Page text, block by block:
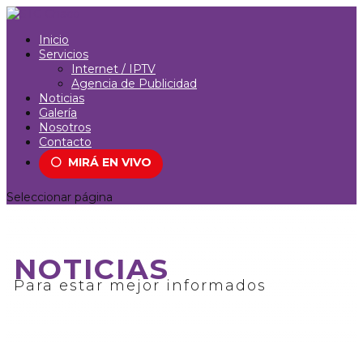
Inicio
Servicios
Internet / IPTV
Agencia de Publicidad
Noticias
Galería
Nosotros
Contacto
⚪ MIRÁ EN VIVO
Seleccionar página
NOTICIAS
Para estar mejor informados